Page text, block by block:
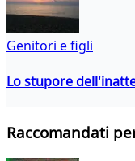
Genitori e figli
Lo stupore
Raccomandati